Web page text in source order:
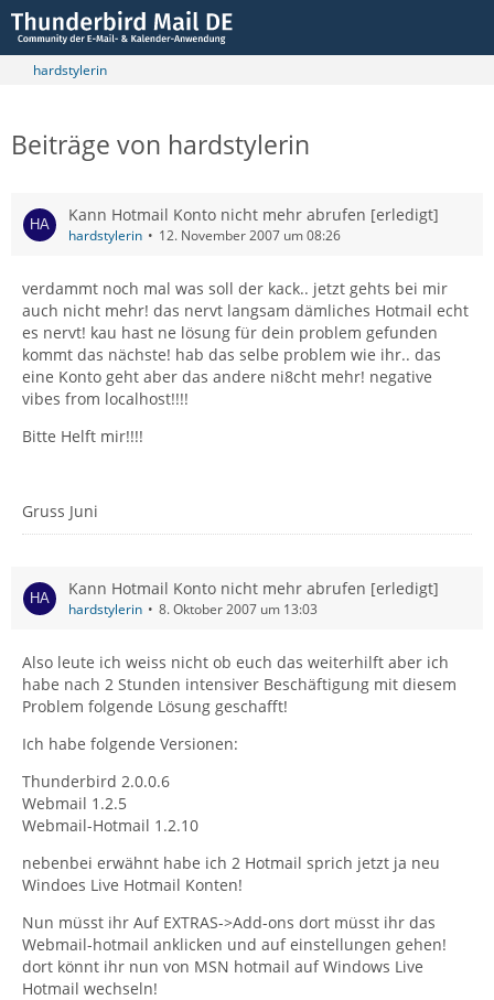
hardstylerin
Beiträge von hardstylerin
Kann Hotmail Konto nicht mehr abrufen [erledigt]
hardstylerin 12. November 2007 um 08:26
verdammt noch mal was soll der kack.. jetzt gehts bei mir
auch nicht mehr! das nervt langsam dämliches Hotmail echt
es nervt! kau hast ne lösung für dein problem gefunden
kommt das nächste! hab das selbe problem wie ihr.. das
eine Konto geht aber das andere ni8cht mehr! negative
vibes from localhost!!!!
Bitte Helft mir!!!!
Gruss Juni
Kann Hotmail Konto nicht mehr abrufen [erledigt]
hardstylerin 8. Oktober 2007 um 13:03
Also leute ich weiss nicht ob euch das weiterhilft aber ich
habe nach 2 Stunden intensiver Beschäftigung mit diesem
Problem folgende Lösung geschafft!
Ich habe folgende Versionen:
Thunderbird 2.0.0.6
Webmail 1.2.5
Webmail-Hotmail 1.2.10
nebenbei erwähnt habe ich 2 Hotmail sprich jetzt ja neu
Windoes Live Hotmail Konten!
Nun müsst ihr Auf EXTRAS->Add-ons dort müsst ihr das
Webmail-hotmail anklicken und auf einstellungen gehen!
dort könnt ihr nun von MSN hotmail auf Windows Live
Hotmail wechseln!